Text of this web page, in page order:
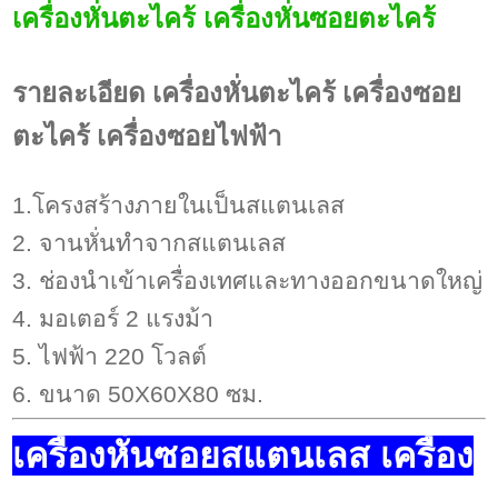
เครื่องหั่นตะไคร้ เครื่องหั่นซอยตะไคร้
รายละเอียด เครื่องหั่นตะไคร้ เครื่องซอย
ตะไคร้ เครื่องซอยไฟฟ้า
1.โครงสร้างภายในเป็นสแตนเลส
2. จานหั่นทำจากสแตนเลส
3. ช่องนำเข้าเครื่องเทศและทางออกขนาดใหญ่
4. มอเตอร์ 2 แรงม้า
5. ไฟฟ้า 220 โวลต์
6. ขนาด 50X60X80 ซม.
เครื่องหั่นซอยสแตนเลส เครื่อง